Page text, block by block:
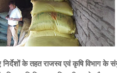
के तहत राजस्व एवं कृषि विभाग